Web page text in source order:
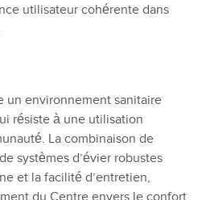
utilisateur cohérente dans
un environnement sanitaire
résiste à une utilisation
La combinaison de
systèmes d’évier robustes
et la facilité d’entretien,